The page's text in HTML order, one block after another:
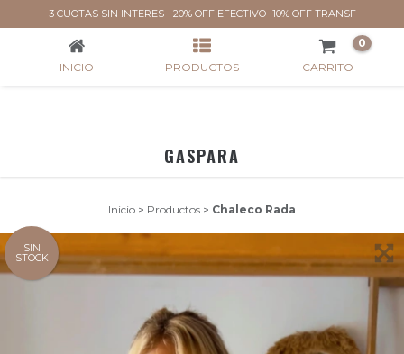
3 CUOTAS SIN INTERES - 20% OFF EFECTIVO -10% OFF TRANSF
CHALECO RADA
INICIO PRODUCTOS CARRITO
0
GASPARA
Inicio > Productos > Chaleco Rada
SIN
STOCK